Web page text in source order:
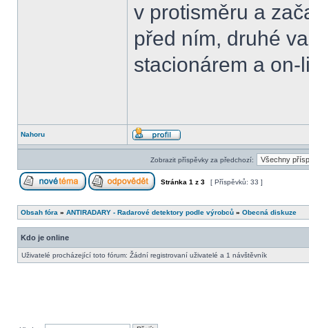
v protisměru a
před ním, druhé
stacionárem a
Nahoru
Zobrazit příspěvky za předchozí:
Stránka 1 z 3 [ Příspěvků: 33 ]
Obsah fóra » ANTIRADARY - Radarové detektory podle výrobců » Obecná diskuze
Kdo je online
Uživatelé procházející toto fórum: Žádní registrovaní uživatelé a 1 návštěvník